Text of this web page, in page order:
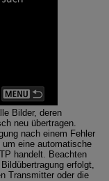
Bilder, deren
neu übertragen.
nach einem Fehler
eine automatische
handelt. Beachten
erfolgt,
Transmitter oder die